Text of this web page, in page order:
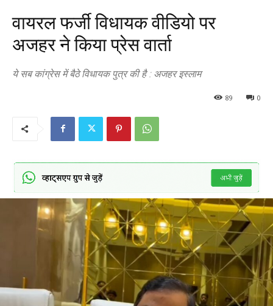
वायरल फर्जी विधायक वीडियो पर
अजहर ने किया प्रेस वार्ता
ये सब कांग्रेस में बैठे विधायक पुत्र की है : अजहर इस्लाम
0
89